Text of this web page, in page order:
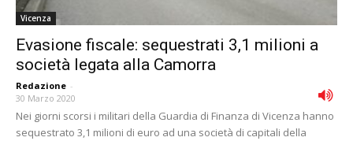
Vicenza
Evasione fiscale: sequestrati 3,1 milioni a
società legata alla Camorra
Redazione -
30 Marzo 2020
Nei giorni scorsi i militari della Guardia di Finanza di Vicenza hanno
sequestrato 3,1 milioni di euro ad una società di capitali della